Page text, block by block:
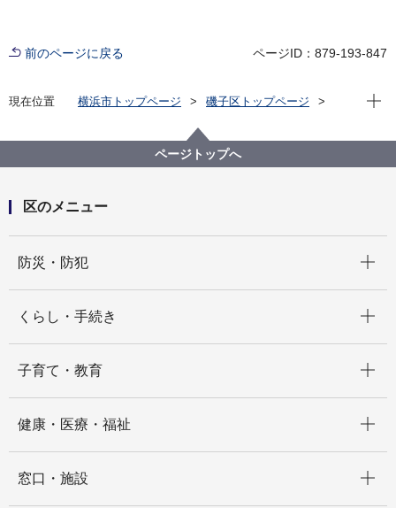
前のページに戻る ページID：879-193-847
現在位置 横浜市トップページ
磯子区トップページ
ISOGOフォトニュース
森南町内会 焼き芋大会が開催されました
現在
ページトップへ
区のメニュー
防災・防犯
くらし・手続き
子育て・教育
健康・医療・福祉
窓口・施設